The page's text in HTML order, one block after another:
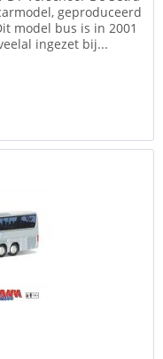
geproduceerd
model bus is in 2001
ingezet bij...